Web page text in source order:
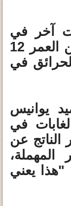
آخر في
منطقة مجاورة، أسفر عن مقتل صبي يبلغ من العمر 12
في
يوانيس
حرائق الغابات في
الناتج عن
المهملة،
"هذا يعني